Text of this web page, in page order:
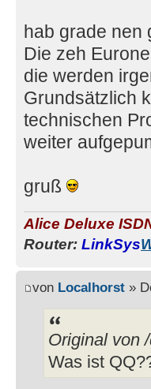
hab grade nen
Die zeh
die werden
Grundsätzlich
technischen
weiter
gruß
Alice Deluxe
Router: LinkSys
von Localhorst »
Original von
Was ist